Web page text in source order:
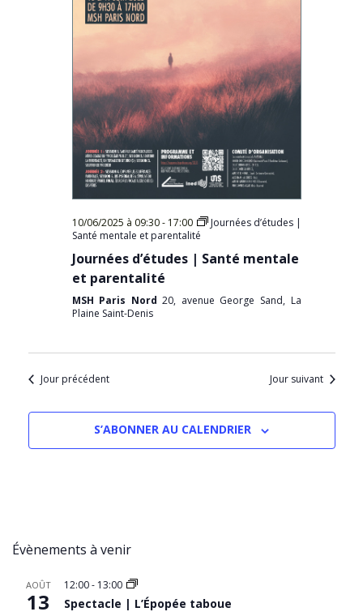
10/06/2025 à 09:30- 17:00
Journées d’études |
Santé mentale et parentalité
Journées d’études | Santé mentale
et parentalité
MSH Paris Nord20, avenue George Sand, La
Plaine Saint-Denis
Jour précédent Jour suivant
S’ABONNER AU CALENDRIER
Évènements à venir
AOÛT
13
12:00- 13:00
Spectacle | L’Épopée taboue